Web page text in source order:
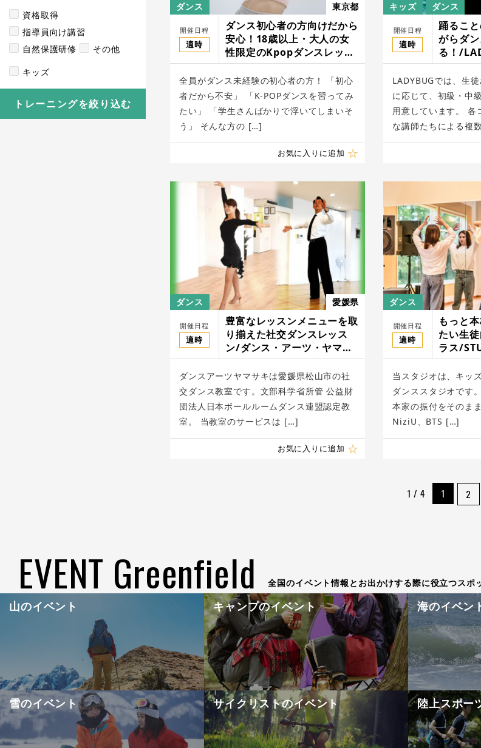
資格取得
指導員向け講習
自然保護研修
その他
キッズ
トレーニングを絞り込む
ダンス 東京都
開催日程
適時
ダンス初心者の方向けだから
安心！18歳以上・大人の女
性限定のKpopダンスレッス
ン/otonanokpop
全員がダンス未経験の初心者の方！ 「初心
者だから不安」 「K-POPダンスを習ってみ
たい」 「学生さんばかりで浮いてしまいそ
う」 そんな方の […]
お気に入りに追加
キッズ ダンス
開催日程
適時
踊るこ
がらダ
る！/
LADYBUGでは、生
に応じて、初級・中
用意しています。 各
な講師たちによる複
ダンス 愛媛県
開催日程
適時
豊富なレッスンメニューを取
り揃えた社交ダンスレッス
ン/ダンス・アーツ・ヤマサ
キ
ダンスアーツヤマサキは愛媛県松山市の社
交ダンス教室です。文部科学省所管 公益財
団法人日本ボールルームダンス連盟認定教
室。 当教室のサービスは […]
お気に入りに追加
ダンス
開催日程
適時
もっと
たい生
ラス/
当スタジオは、キッ
ダンススタジオです
本家の振付をそのま
NiziU、BTS […]
1 / 4 1 2
EVENT Greenfield 全国のイベント情報とお出かけする際に役立つスポ
山のイベント キャンプのイベント 海のイベン
雪のイベント サイクリストのイベント 陸上スポー